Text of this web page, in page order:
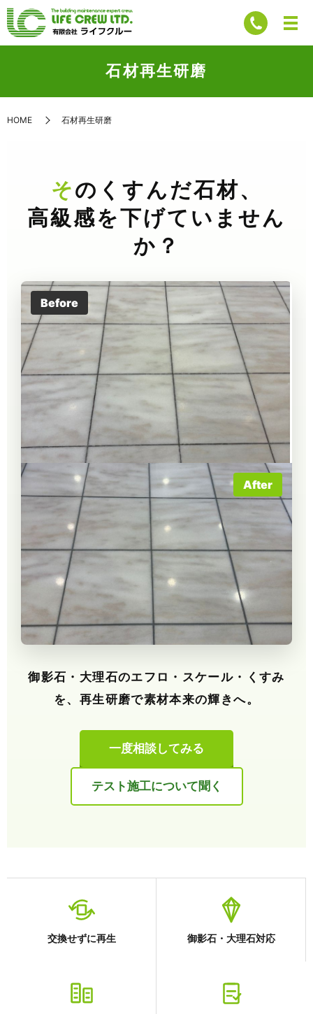
石材再生研磨
HOME 石材再生研磨
そのくすんだ石材、
高級感を下げていません
か？
Before
After
御影石・大理石のエフロ・スケール・くすみ
を、再生研磨で素材本来の輝きへ。
一度相談してみる
テスト施工について聞く
交換せずに再生 御影石・大理石対応